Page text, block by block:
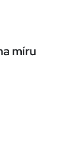
míru